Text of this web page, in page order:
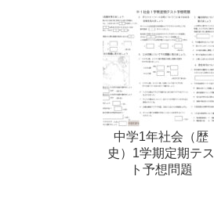
中学1年社会（歴
史）1学期定期テス
ト予想問題